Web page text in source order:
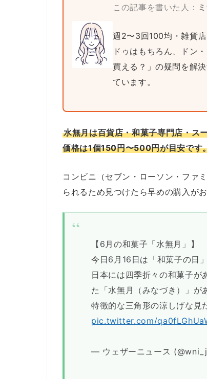
この記事を書いた人：
週2〜3回100均・雑貨
ドゥはもちろん、ドン
買える？」の疑問を解
ています。
水無月は百貨店・和菓子専門店・ス
価格は1個150円〜500円が目安です
コンビニ（セブン・ローソン・ファ
られるため見つけたら早めの購入がお
【6月の和菓子「水無月」】
今日6月16日は「和菓子の日」
日本には四季折々の和菓子が
た「水無月（みなづき）」が
特徴的な三角形の涼しげな見
pic.twitter.com/
— ウェザーニュース